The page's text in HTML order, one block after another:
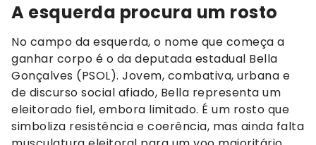
A esquerda procura um rosto
No campo da esquerda, o nome que começa a
ganhar corpo é o da deputada estadual Bella
Gonçalves (PSOL). Jovem, combativa, urbana e
de discurso social afiado, Bella representa um
eleitorado fiel, embora limitado. É um rosto que
simboliza resistência e coerência, mas ainda falta